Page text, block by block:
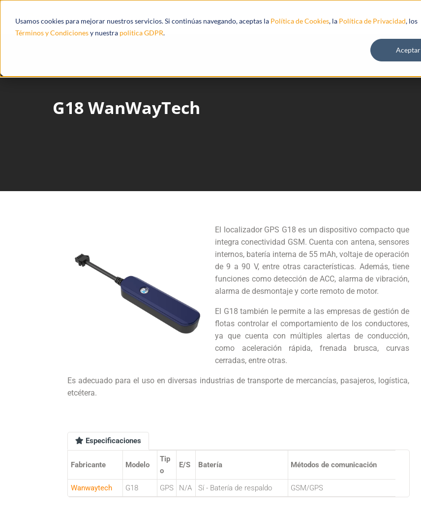
Usamos cookies para mejorar nuestros servicios. Si continúas navegando, aceptas la Política de Cookies, la Política de Privacidad, los
Términos y Condicionesy nuestra politica GDPR.
Aceptar
Productos Ecosistema Integraciones Recursos
G18 WanWayTech
El localizador GPS G18 es un dispositivo compacto que
integra conectividad GSM. Cuenta con antena, sensores
internos, batería interna de 55 mAh, voltaje de operación
de 9 a 90 V, entre otras características. Además, tiene
funciones como detección de ACC, alarma de vibración,
alarma de desmontaje y corte remoto de motor.
El G18 también le permite a las empresas de gestión de
flotas controlar el comportamiento de los conductores,
ya que cuenta con múltiples alertas de conducción,
como aceleración rápida, frenada brusca, curvas
cerradas, entre otras.
Es adecuado para el uso en diversas industrias de transporte de mercancías, pasajeros, logística,
etcétera.
Especificaciones
Fabricante Modelo
Tip
o
E/S Batería Métodos de comunicación
Wanwaytech G18 GPS N/A Sí - Batería de respaldo GSM/GPS